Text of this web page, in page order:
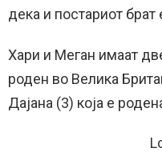
дека и постариот
Хари и Меган имаат
роден во Велика
Дајана (3) која е